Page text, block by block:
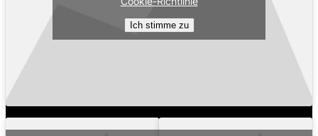
Ich stimme zu